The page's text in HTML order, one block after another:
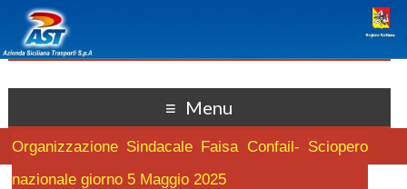
Menu
Organizzazione Sindacale Faisa Confail- Sciopero
nazionale giorno 5 Maggio 2025